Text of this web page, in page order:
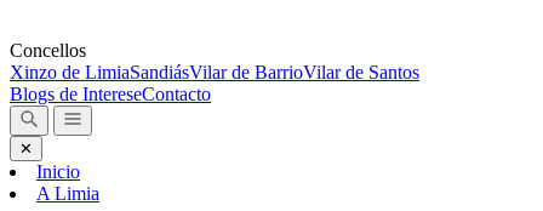
Concellos
Xinzo de LimiaSandiásVilar de BarrioVilar de Santos
Blogs de IntereseContacto
✕
Inicio
A Limia